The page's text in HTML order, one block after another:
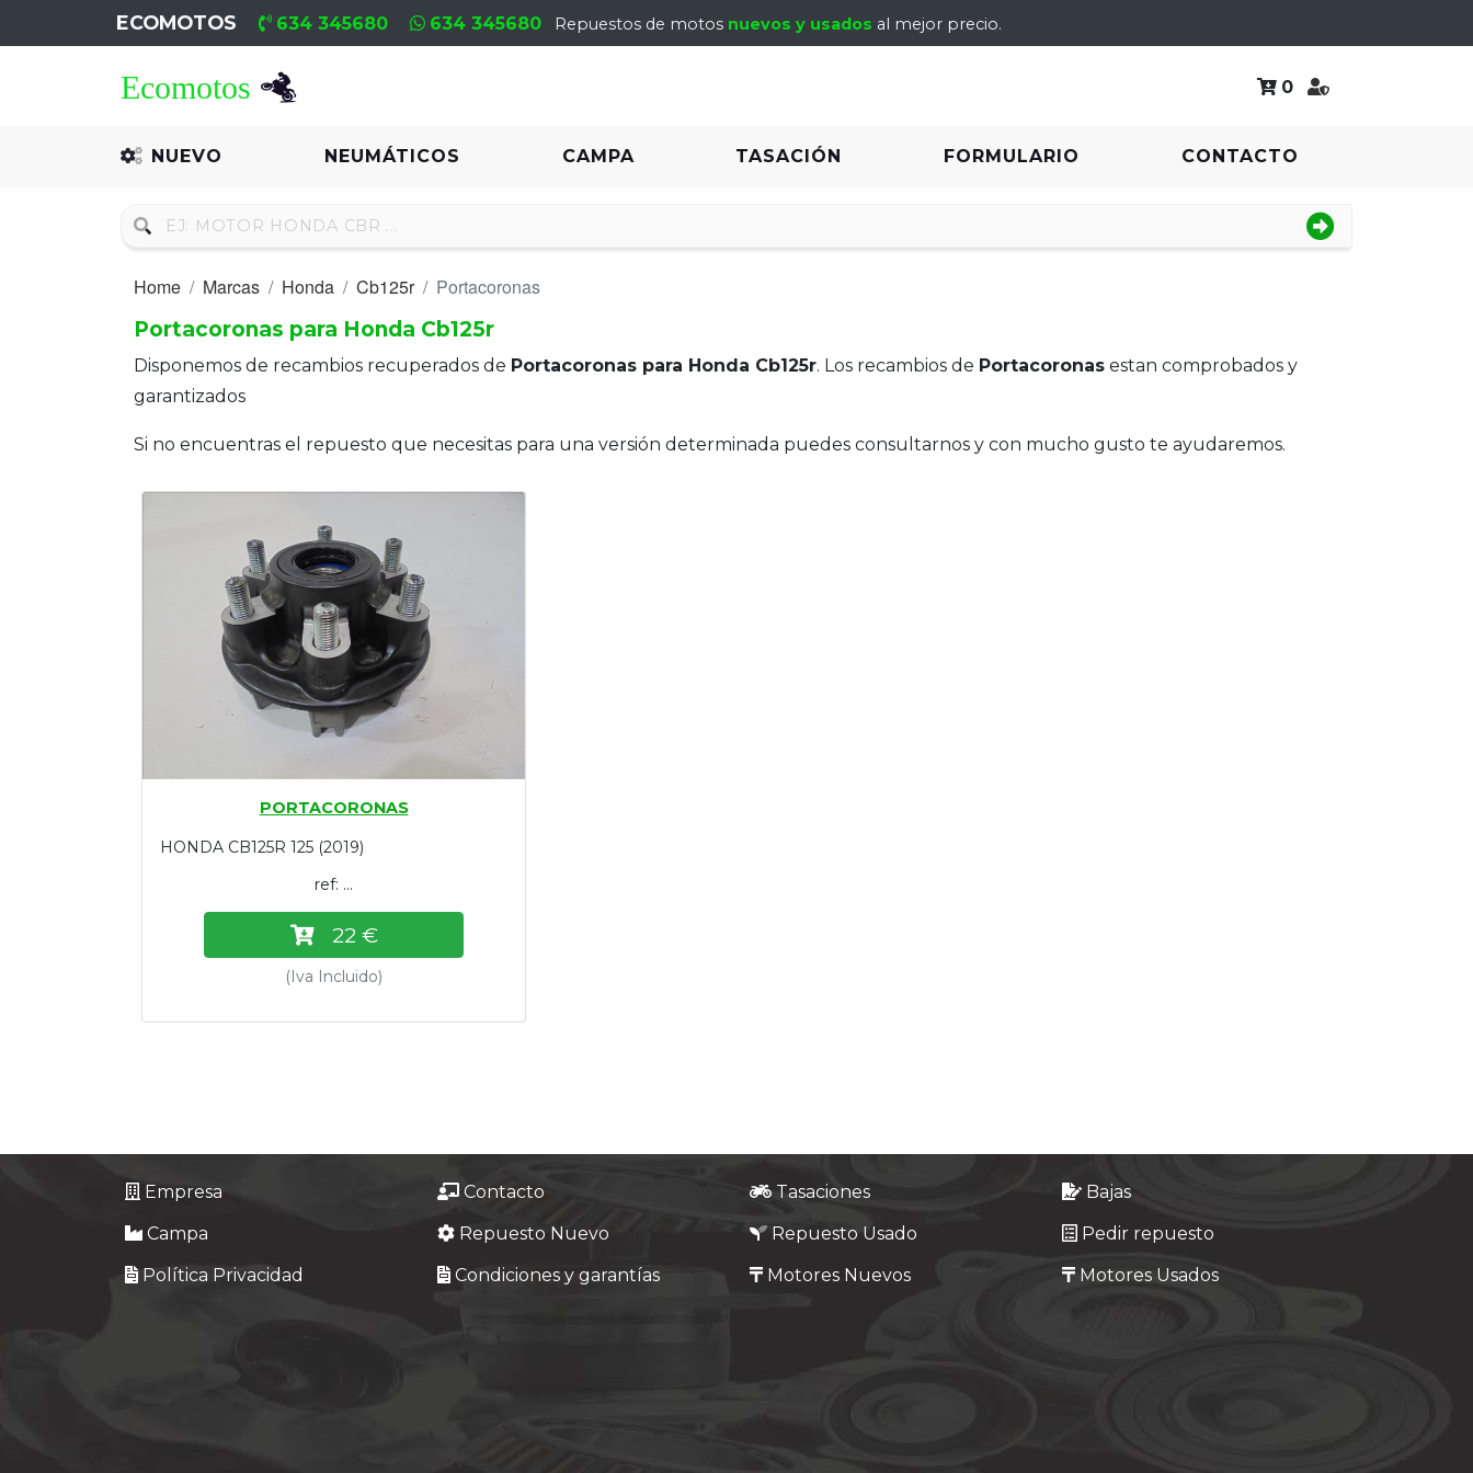
ECOMOTOS 634 345680 634 345680 Repuestos de motos nuevos y usados al mejor precio.
0
NUEVO NEUMÁTICOS CAMPA TASACIÓN FORMULARIO CONTACTO
Recambio
Neumáticos
Motores
Motores
Home Marcas Honda Cb125r
Portacoronas
Portacoronas para Honda Cb125r
Disponemos de recambios recuperados de Portacoronas para Honda Cb125r. Los recambios de Portacoronas estan comprobados y
garantizados
Si no encuentras el repuesto que necesitas para una versión determinada puedes consultarnos y con mucho gusto te ayudaremos.
PORTACORONAS
HONDA CB125R 125 (2019)
ref: ...
22 €
(Iva Incluido)
Empresa Contacto Tasaciones
Bajas
Campa
Repuesto Nuevo Repuesto Usado
Pedir repuesto
Política Privacidad
Condiciones y garantías Motores Nuevos Motores Usados